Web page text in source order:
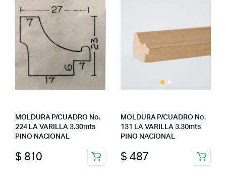
MOLDURA P/CUADRO No.
224 LA VARILLA 3.30mts
PINO NACIONAL
$ 810
MOLDURA P/CUADRO No.
131 LA VARILLA 3.30mts
PINO NACIONAL
$ 487